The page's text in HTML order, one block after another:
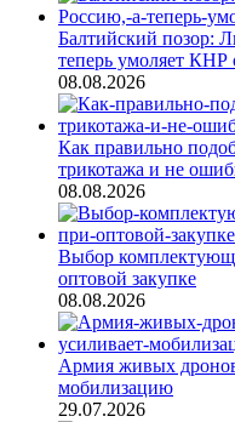
Балтийский позор:
теперь умоляет
08.08.2026
Как правильно
трикотажа и не
08.08.2026
Выбор
оптовой закупке
08.08.2026
Армия живых
мобилизацию
29.07.2026